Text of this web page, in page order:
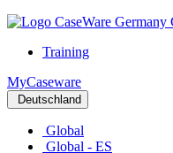
Training
MyCaseware
Deutschland
Global
Global - ES